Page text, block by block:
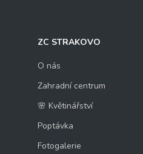
ZC STRAKOVO
O nás
Zahradní centrum
🌸 Květinářství
Poptávka
Fotogalerie